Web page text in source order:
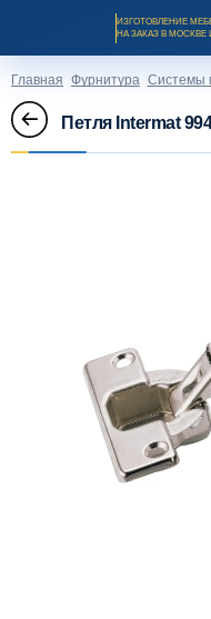
ИЗГОТОВЛЕНИЕ
НА ЗАКАЗ В МОСКВЕ
О компании
Оплата и доставка
Рассрочка и кредит
Главная Фурнитура Системы
Петля Intermat